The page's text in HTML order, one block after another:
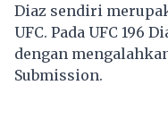
Diaz sendiri
UFC. Pada UFC 196
dengan
Submission.